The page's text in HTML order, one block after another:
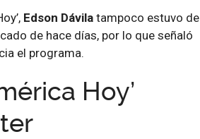
Edson Dávila tampoco estuvo de
de hace días, por lo que señaló
el programa.
Hoy’